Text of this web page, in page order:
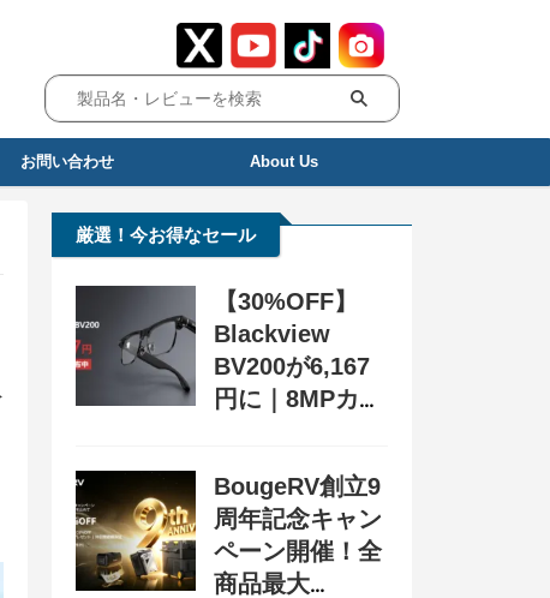
お問い合わせ About Us
厳選！今お得なセール
【30%OFF】
Blackview
BV200が6,167
円に｜8MPカメ
ン配布中
BougeRV創立9
周年記念キャン
ペーン開催！全
商品最大